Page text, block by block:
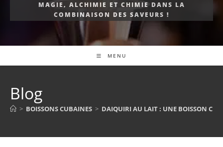
MAGIE, ALCHIMIE ET CHIMIE DANS LA
COMBINAISON DES SAVEURS !
MENU
Blog
> BOISSONS CUBAINES > DAIQUIRI AU LAIT : UNE BOISSON